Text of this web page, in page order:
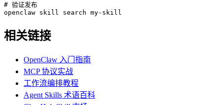
# 验证发布
openclaw skill search my-skill
相关链接
OpenClaw 入门指南
MCP 协议实战
工作流编排教程
Agent Skills 术语百科